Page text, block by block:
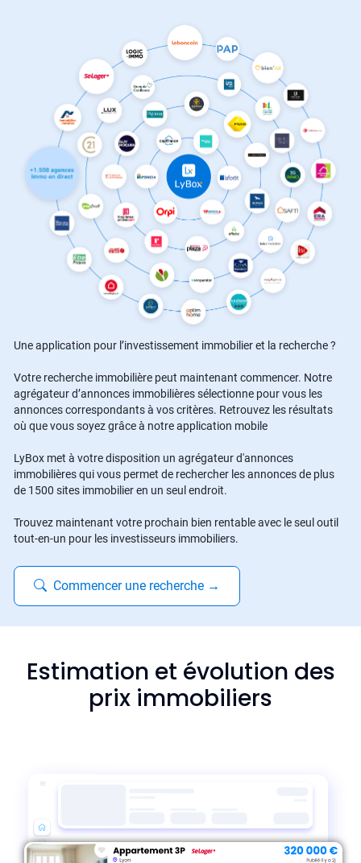
Une application pour l’investissement immobilier et la recherche ?
Votre recherche immobilière peut maintenant commencer. Notre
agrégateur d’annonces immobilières sélectionne pour vous les
annonces correspondants à vos critères. Retrouvez les résultats
où que vous soyez grâce à notre application mobile
LyBox met à votre disposition un agrégateur d'annonces
immobilières qui vous permet de rechercher les annonces de plus
de 1500 sites immobilier en un seul endroit.
Trouvez maintenant votre prochain bien rentable avec le seul outil
tout-en-un pour les investisseurs immobiliers.
Commencer une recherche →
Estimation et évolution des
prix immobiliers